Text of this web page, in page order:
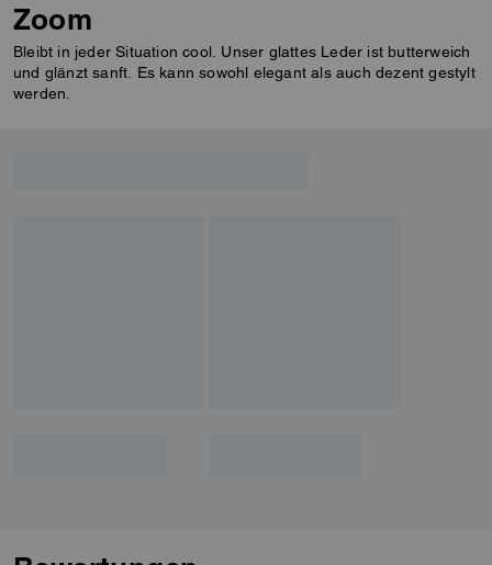
Zoom
Bleibt in jeder Situation cool. Unser glattes Leder ist butterweich
und glänzt sanft. Es kann sowohl elegant als auch dezent gestylt
werden.